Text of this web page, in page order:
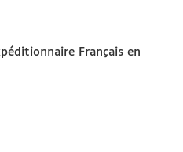
Français en